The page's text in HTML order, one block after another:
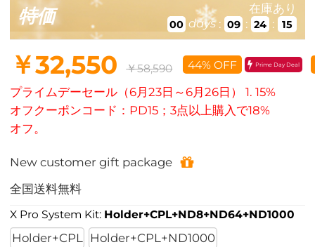
特価 在庫あり
00 days : 09 : 24 : 14
￥32,550 ￥58,590 44% OFF Prime Day Deal
プライムデーセール（6月23日～6月26日） 1. 15%
オフクーポンコード：PD15；3点以上購入で18%
オフ。
New customer gift package
全国送料無料
X Pro System Kit: Holder+CPL+ND8+ND64+ND1000
Holder+CPL
Holder+CPL+ND1000